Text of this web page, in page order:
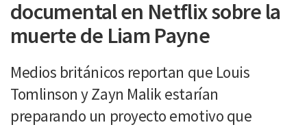
documental en Netflix sobre la
muerte de Liam Payne
Medios británicos reportan que Louis
Tomlinson y Zayn Malik estarían
preparando un proyecto emotivo que